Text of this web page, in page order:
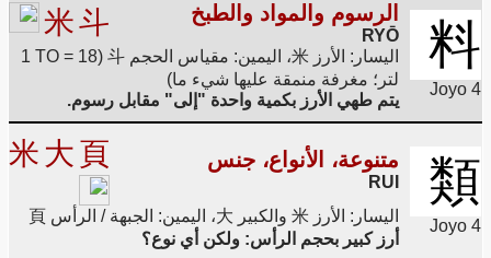
料
Joyo 4
الرسوم والمواد والطبخ
RYŌ
米斗
اليسار: الأرز 米، اليمين: مقياس الحجم 斗 (1 TO = 18
لتر؛ مغرفة منمقة عليها شيء ما)
يتم طهي الأرز بكمية واحدة "إلى" مقابل رسوم.
類
Joyo 4
متنوعة، الأنواع، جنس
RUI
米 大頁
اليسار: الأرز 米 والكبير 大، اليمين: الجبهة / الرأس 頁
أرز كبير بحجم الرأس: ولكن أي نوع؟